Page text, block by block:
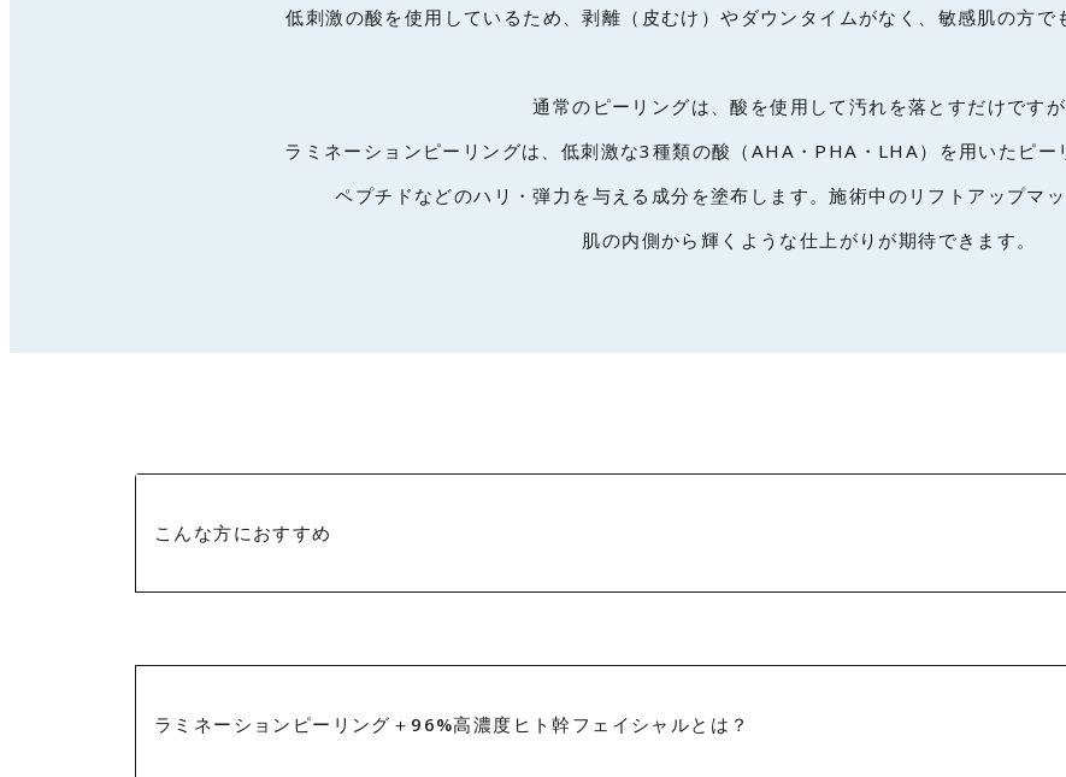
低刺激の酸を使用しているため、剥離（皮むけ）やダウンタイムがなく、敏感肌の方で
通常のピーリングは、酸を使用して汚れを落とすだけですが
ラミネーションピーリングは、低刺激な3種類の酸（AHA・PHA・LHA）を用いたピー
ペプチドなどのハリ・弾力を与える成分を塗布します。施術中のリフトアップマッ
肌の内側から輝くような仕上がりが期待できます。
こんな方におすすめ
・施術の即効性を体感したい方
ラミネーションピーリング＋96%高濃度ヒト幹フェイシャルとは？